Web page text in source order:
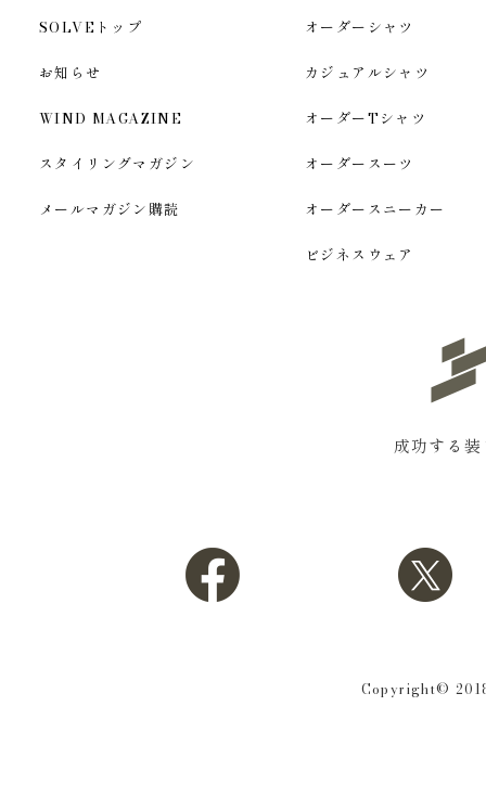
SOLVEトップ
お知らせ
WIND MAGAZINE
スタイリングマガジン
メールマガジン購読
オーダーシャツ
カジュアルシャツ
オーダーTシャツ
オーダースーツ
オーダースニーカー
ビジネスウェア
成功する
Copyright©